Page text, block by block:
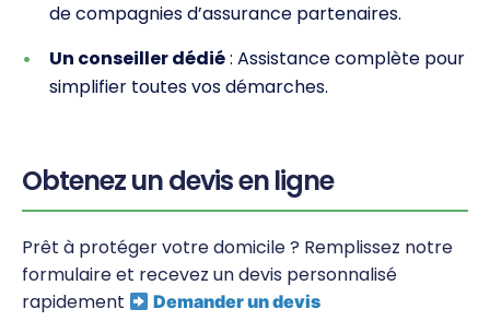
de compagnies d’assurance partenaires.
Un conseiller dédié: Assistance complète pour
simplifier toutes vos démarches.
Obtenez un devis en ligne
Prêt à protéger votre domicile ? Remplissez notre
formulaire et recevez un devis personnalisé
rapidement
Demander un devis